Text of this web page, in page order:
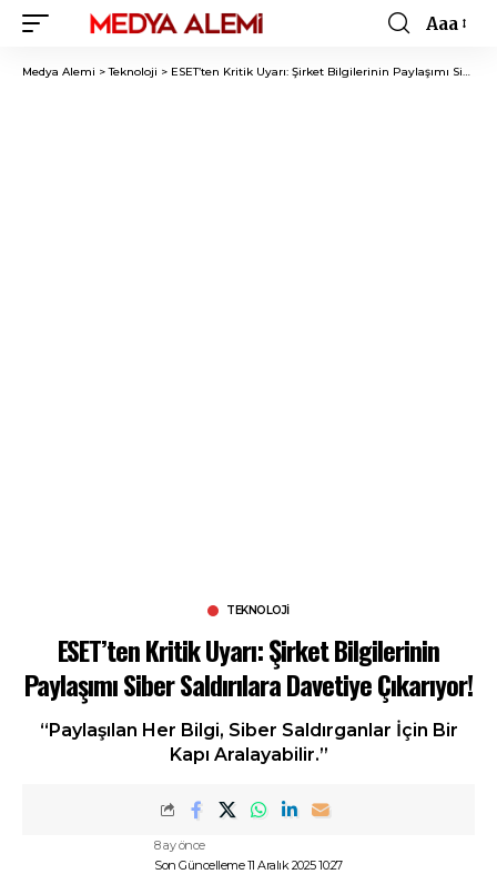
Font
Resizer
Aaa
Medya Alemi >Teknoloji > ESET’ten Kritik Uyarı: Şirket Bilgilerinin Paylaşımı Siber Saldırılara Davetiye Çıkarıyor!
TEKNOLOJI
ESET’ten Kritik Uyarı: Şirket Bilgilerinin
Paylaşımı Siber Saldırılara Davetiye Çıkarıyor!
“Paylaşılan Her Bilgi, Siber Saldırganlar İçin Bir
Kapı Aralayabilir.”
Son Güncelleme 11 Aralık 2025 10:27
8 ay önce